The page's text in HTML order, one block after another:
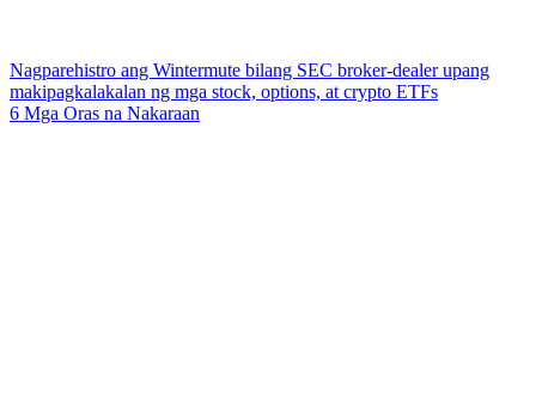
Nagparehistro ang Wintermute bilang SEC broker-dealer upang
makipagkalakalan ng mga stock, options, at crypto ETFs
6 Mga Oras na Nakaraan